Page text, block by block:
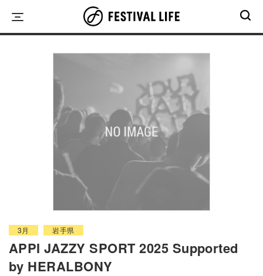
content
3月 岩手県
APPI JAZZY SPORT 2025 Supported
by HERALBONY